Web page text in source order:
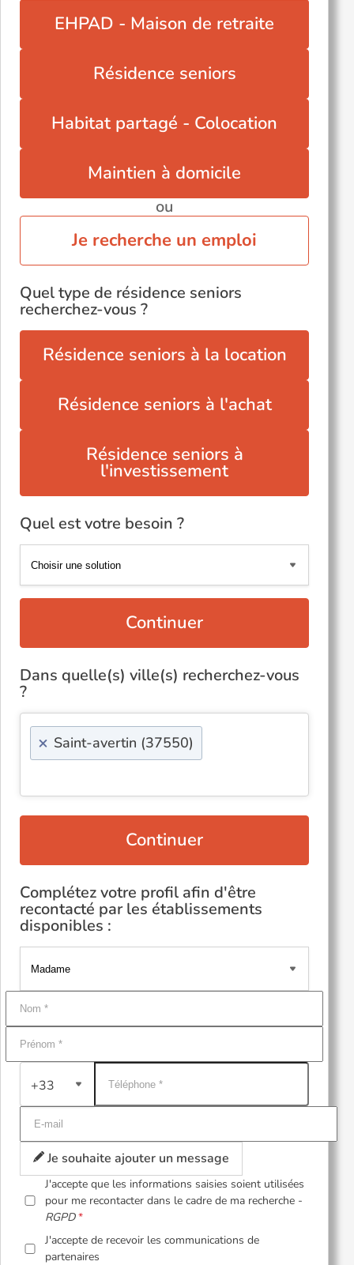
EHPAD - Maison de retraite
Résidence seniors
Habitat partagé - Colocation
Maintien à domicile
ou
Je recherche un emploi
Quel type de résidence seniors
recherchez-vous ?
Résidence seniors à la location
Résidence seniors à l'achat
Résidence seniors à
l'investissement
Quel est votre besoin ?
Continuer
Dans quelle(s) ville(s) recherchez-vous
?
× Saint-avertin (37550)
Continuer
Complétez votre profil afin d'être
recontacté par les établissements
disponibles :
+33
Je souhaite ajouter un message
J'accepte que les informations saisies soient utilisées
pour me recontacter dans le cadre de ma recherche -
RGPD
J'accepte de recevoir les communications de
partenaires